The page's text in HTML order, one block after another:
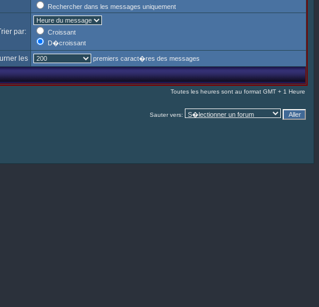
Rechercher dans les messages uniquement
par:
Croissant
D�croissant
les premiers caract�res des messages
Toutes les heures sont au format GMT + 1 Heure
Sauter vers: